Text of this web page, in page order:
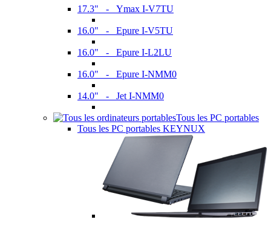
17.3" - Ymax I-V7TU
16.0" - Epure I-V5TU
16.0" - Epure I-L2LU
16.0" - Epure I-NMM0
14.0" - Jet I-NMM0
Tous les PC portables
Tous les PC portables KEYNUX